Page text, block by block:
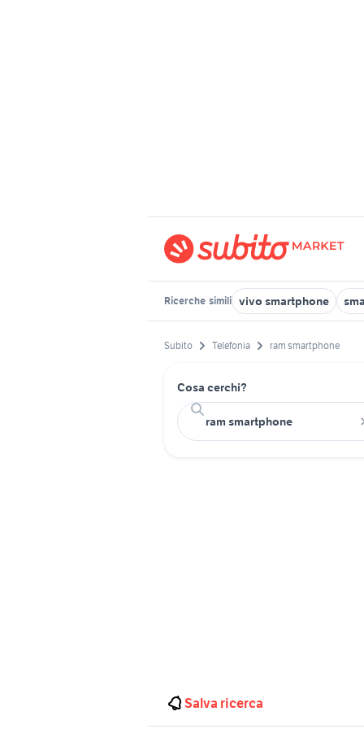
Ricerche simili vivo smartphone
Subito Telefonia ram smartphone
Cosa cerchi?
Salva ricerca